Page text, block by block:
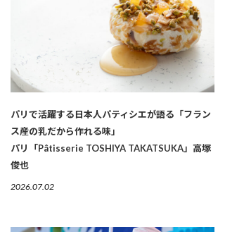
パリで活躍する日本人パティシエが語る「フラン
ス産の乳だから作れる味」
パリ「Pâtisserie TOSHIYA TAKATSUKA」高塚
俊也
2026.07.02